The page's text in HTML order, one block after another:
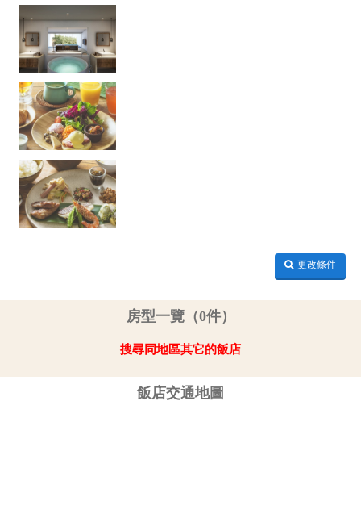
更改條件
房型一覽（0件）
搜尋同地區其它的飯店
飯店交通地圖